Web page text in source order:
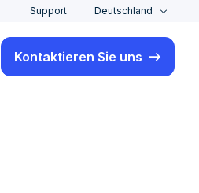
Support Deutschland
Kontaktieren Sie uns